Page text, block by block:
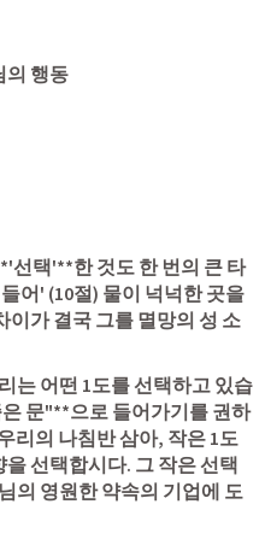
의 행동
선택'**한 것도 한 번의 큰 타
어' (10절) 물이 넉넉한 곳을
이가 결국 그를 멸망의 성 소
는 어떤 1도를 선택하고 있습
문"**으로 들어가기를 권하
리의 나침반 삼아, 작은 1도
선택합시다. 그 작은 선택
의 영원한 약속의 기업에 도